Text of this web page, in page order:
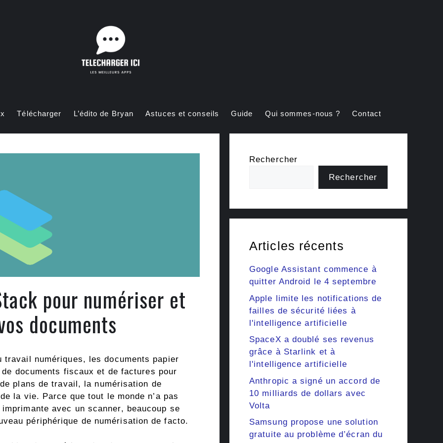
Télécharger L’édito de Bryan Astuces et conseils Guide Qui sommes-nous ? Contact
pour numériser et
documents
travail numériques, les documents papier
documents fiscaux et de factures pour
plans de travail, la numérisation de
la vie. Parce que tout le monde n’a pas
avec un scanner, beaucoup se
périphérique de numérisation de facto.
Rechercher
Rechercher
Articles récents
Google Assistant commence à
quitter Android le 4 septembre
Apple limite les notifications de
failles de sécurité liées à
l'intelligence artificielle
SpaceX a doublé ses revenus
grâce à Starlink et à
l'intelligence artificielle
Anthropic a signé un accord de
10 milliards de dollars avec
Volta
Samsung propose une solution
gratuite au problème d’écran du